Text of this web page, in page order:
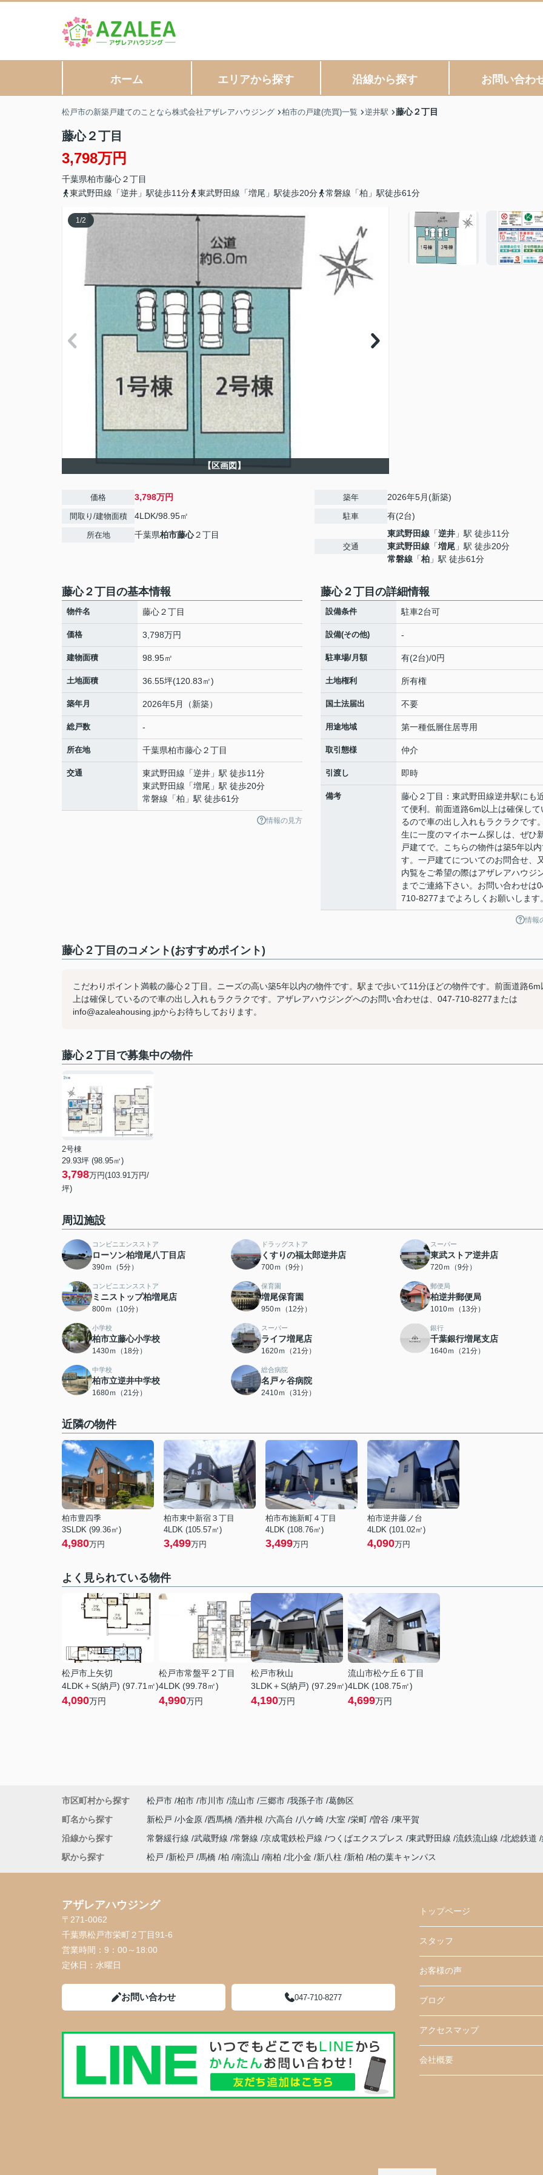
ホーム エリアから探す 沿線から探す お問い合わ
松戸市の新築戸建てのことなら株式会社アザレアハウジング 柏市の戸建(売買)一覧 逆井駅 藤心２丁目
藤心２丁目
3,798万円
千葉県柏市藤心２丁目
東武野田線「逆井」駅徒歩11分
東武野田線「増尾」駅徒歩20分 常磐線「柏」駅徒歩61分
1/2
【区画図】
価格 3,798万円
間取り/建物面積 4LDK/98.95㎡
所在地 千葉県柏市藤心２丁目
築年 2026年5月(新築)
駐車 有(2台)
交通
東武野田線 「逆井 」駅 徒歩11分
東武野田線 「増尾 」駅 徒歩20分
常磐線 「柏 」駅 徒歩61分
藤心２丁目の基本情報
物件名 藤心２丁目
価格 3,798万円
建物面積 98.95㎡
土地面積 36.55坪(120.83㎡)
築年月 2026年5月（新築）
総戸数 -
所在地 千葉県柏市藤心２丁目
交通 東武野田線 「逆井 」駅 徒歩11分
東武野田線 「増尾 」駅 徒歩20分
常磐線 「柏 」駅 徒歩61分
情報の見方
藤心２丁目の詳細情報
設備条件 駐車2台可
設備(その他) -
駐車場/月額 有(2台)/0円
土地権利 所有権
国土法届出 不要
用途地域 第一種低層住居専用
取引態様 仲介
引渡し 即時
備考
藤心２丁目：東武野田線逆井駅にも
て便利。前面道路6m以上は確保して
るので車の出し入れもラクラクです
生に一度のマイホーム探しは、ぜひ
戸建てで。こちらの物件は築5年以
す。一戸建てについてのお問合せ、
内覧をご希望の際はアザレアハウジ
までご連絡下さい。お問い合わせは
710-8277までよろしくお願いします
情報
藤心２丁目のコメント(おすすめポイント)
こだわりポイント満載の藤心２丁目。ニーズの高い築5年以内の物件です。駅まで歩いて11分ほどの物件です。前面道路6m
上は確保しているので車の出し入れもラクラクです。アザレアハウジングへのお問い合わせは、047-710-8277または
info@azaleahousing.jpからお待ちしております。
藤心２丁目で募集中の物件
2号棟
29.93坪 (98.95㎡)
3,798万円(103.91万円/
坪)
周辺施設
コンビニエンスストア
ローソン柏増尾八丁目店
390ｍ（5分）
ドラッグストア
くすりの福太郎逆井店
700ｍ（9分）
スーパー
東武ストア逆井店
720ｍ（9分）
コンビニエンスストア
ミニストップ柏増尾店
800ｍ（10分）
保育園
増尾保育園
950ｍ（12分）
郵便局
柏逆井郵便局
1010ｍ（13分）
小学校
柏市立藤心小学校
1430ｍ（18分）
スーパー
ライフ増尾店
1620ｍ（21分）
銀行
千葉銀行増尾支店
1640ｍ（21分）
中学校
柏市立逆井中学校
1680ｍ（21分）
総合病院
名戸ヶ谷病院
2410ｍ（31分）
近隣の物件
柏市豊四季
3SLDK (99.36㎡)
4,980万円
柏市東中新宿３丁目
4LDK (105.57㎡)
3,499万円
柏市布施新町４丁目
4LDK (108.76㎡)
3,499万円
柏市逆井藤ノ台
4LDK (101.02㎡)
4,090万円
よく見られている物件
松戸市上矢切
4LDK＋S(納戸) (97.71㎡)
4,090万円
松戸市常盤平２丁目
4LDK (99.78㎡)
4,990万円
松戸市秋山
3LDK＋S(納戸) (97.29㎡)
4,190万円
流山市松ケ丘６丁目
4LDK (108.75㎡)
4,699万円
市区町村から探す 松戸市 柏市 市川市 流山市 三郷市 我孫子市 葛飾区
町名から探す
新松戸 小金原 西馬橋 酒井根 六高台 八ケ崎 大室 栄町 曽谷 東平賀
沿線から探す
常磐緩行線 武蔵野線 常磐線 京成電鉄松戸線 つくばエクスプレス 東武野田線 流鉄流山線 北総鉄道
駅から探す
松戸 新松戸 馬橋 柏 南流山 南柏 北小金 新八柱 新柏 柏の葉キャンパス
アザレアハウジング
〒271-0062
千葉県松戸市栄町２丁目91-6
営業時間： 9：00～18:00
定休日： 水曜日
お問い合わせ 047-710-8277
トップページ
スタッフ
お客様の声
ブログ
アクセスマップ
会社概要